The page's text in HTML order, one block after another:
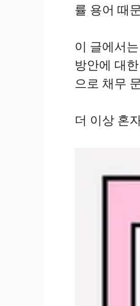
률 용어 때
이 글에서
방안에 대
으로 채무
더 이상 혼